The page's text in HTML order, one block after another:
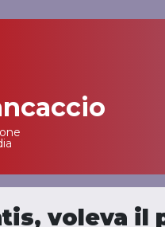
voleva il